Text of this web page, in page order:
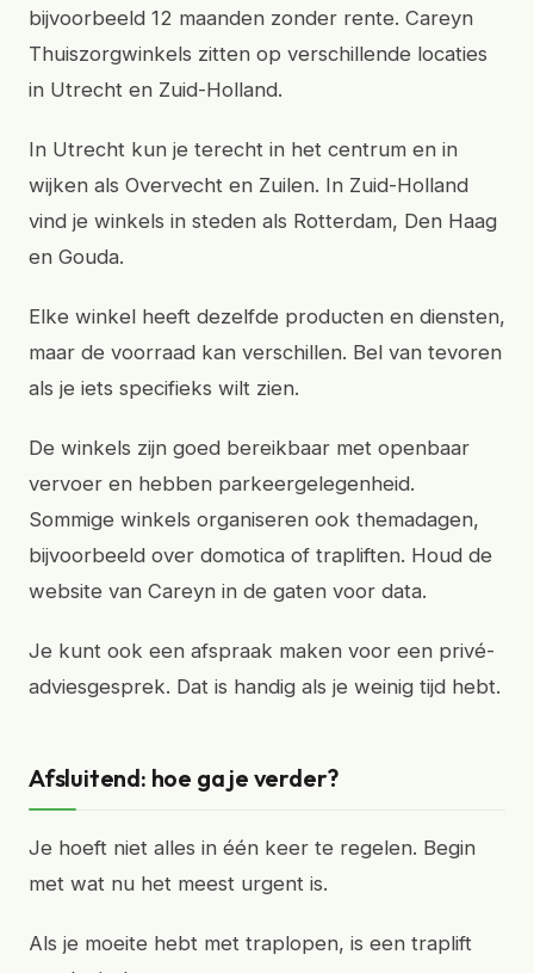
bijvoorbeeld 12 maanden zonder rente. Careyn
Thuiszorgwinkels zitten op verschillende locaties
in Utrecht en Zuid-Holland.
In Utrecht kun je terecht in het centrum en in
wijken als Overvecht en Zuilen. In Zuid-Holland
vind je winkels in steden als Rotterdam, Den Haag
en Gouda.
Elke winkel heeft dezelfde producten en diensten,
maar de voorraad kan verschillen. Bel van tevoren
als je iets specifieks wilt zien.
De winkels zijn goed bereikbaar met openbaar
vervoer en hebben parkeergelegenheid.
Sommige winkels organiseren ook themadagen,
bijvoorbeeld over domotica of trapliften. Houd de
website van Careyn in de gaten voor data.
Je kunt ook een afspraak maken voor een privé-
adviesgesprek. Dat is handig als je weinig tijd hebt.
Afsluitend: hoe ga je verder?
Je hoeft niet alles in één keer te regelen. Begin
met wat nu het meest urgent is.
Als je moeite hebt met traplopen, is een traplift